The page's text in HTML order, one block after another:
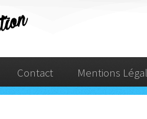
Contact Mentions